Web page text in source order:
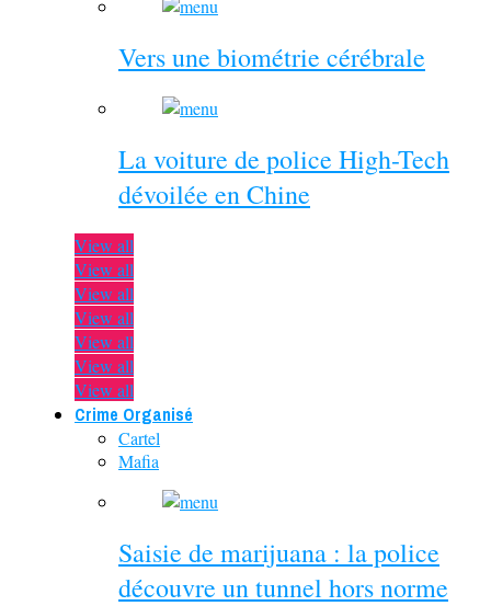
Vers une biométrie cérébrale
La voiture de police High-Tech
dévoilée en Chine
View all
View all
View all
View all
View all
View all
View all
Crime Organisé
Cartel
Mafia
Saisie de marijuana : la police
découvre un tunnel hors norme